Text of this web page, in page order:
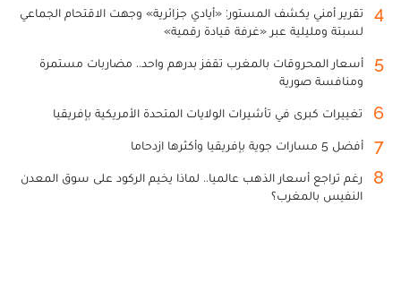
4
تقرير أمني يكشف المستور: «أيادي جزائرية» وجهت الاقتحام الجماعي
لسبتة ومليلية عبر «غرفة قيادة رقمية»
5
أسعار المحروقات بالمغرب تقفز بدرهم واحد.. مضاربات مستمرة
ومنافسة صورية
6 تغييرات كبرى في تأشيرات الولايات المتحدة الأمريكية بإفريقيا
7 أفضل 5 مسارات جوية بإفريقيا وأكثرها ازدحاما
8
رغم تراجع أسعار الذهب عالميا.. لماذا يخيم الركود على سوق المعدن
النفيس بالمغرب؟